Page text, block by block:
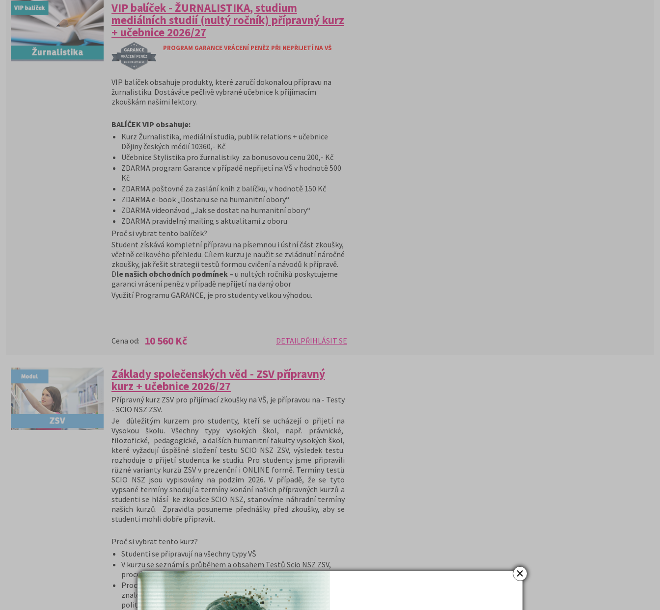
×
VIP balíček - ŽURNALISTIKA, studium
mediálních studií (nultý ročník) přípravný kurz
+ učebnice 2026/27
PROGRAM GARANCE VRÁCENÍ PENĚZ PŘI NEPŘIJETÍ NA VŠ
VIP balíček obsahuje produkty, které zaručí dokonalou přípravu na
žurnalistiku. Dostáváte pečlivě vybrané učebnice k přijímacím
zkouškám našimi lektory.
BALÍČEK VIP obsahuje:
Kurz Žurnalistika, mediální studia, publik relations + učebnice
Dějiny českých médií 10360,- Kč
Učebnice Stylistika pro žurnalistiky za bonusovou cenu 200,- Kč
ZDARMA program Garance v případě nepřijetí na VŠ v hodnotě 500
Kč
ZDARMA poštovné za zaslání knih z balíčku, v hodnotě 150 Kč
ZDARMA e-book „Dostanu se na humanitní obory“
ZDARMA videonávod „Jak se dostat na humanitní obory“
ZDARMA pravidelný mailing s aktualitami z oboru
Proč si vybrat tento balíček?
Student získává kompletní přípravu na písemnou i ústní část zkoušky,
včetně celkového přehledu. Cílem kurzu je naučit se zvládnutí náročné
zkoušky, jak řešit strategii testů formou cvičení a návodů k přípravě.
Dle našich obchodních podmínek – u nultých ročníků poskytujeme
garanci vrácení peněz v případě nepřijetí na daný obor
Využití Programu GARANCE, je pro studenty velkou výhodou.
Cena od: 10 560 Kč DETAILPŘIHLÁSIT SE
Základy společenských věd - ZSV přípravný
kurz + učebnice 2026/27
Přípravný kurz ZSV pro přijímací zkoušky na VŠ, je přípravou na - Testy
- SCIO NSZ ZSV.
Je důležitým kurzem pro studenty, kteří se ucházejí o přijetí na
Vysokou školu. Všechny typy vysokých škol, např. právnické,
filozofické, pedagogické, a dalších humanitní fakulty vysokých škol,
které vyžadují úspěšné složení testu SCIO NSZ ZSV, výsledek testu
rozhoduje o přijetí studenta ke studiu. Pro studenty jsme připravili
různé varianty kurzů ZSV v prezenční i ONLINE formě. Termíny testů
SCIO NSZ jsou vypisovány na podzim 2026. V případě, že se tyto
vypsané termíny shodují a termíny konání našich přípravných kurzů a
studenti se hlásí ke zkoušce SCIO NSZ, stanovíme náhradní termíny
našich kurzů. Zpravidla posuneme přednášky před zkoušky, aby se
studenti mohli dobře připravit.
Proč si vybrat tento kurz?
Studenti se připravují na všechny typy VŠ
V kurzu se seznámí s průběhem a obsahem Testů Scio NSZ ZSV,
procvičováním testů z minulých let
Procvičováním modelových testů z minulých let, prohloubí
znalosti ve společenskovědních disciplínách (filozofie, sociologie,
politologie, psychologie, ekonomie, moderní historie)